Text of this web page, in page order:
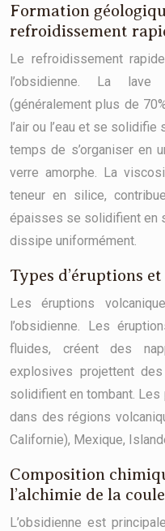
Formation
refroidissement
Le refroidissement
l’obsidienne. La
(généralement plus de
l’air ou l’eau et se
temps de s’organiser en
verre amorphe. La
teneur en silice,
épaisses se solidifient en
dissipe uniformément.
Types d’éruptions
Les éruptions
l’obsidienne. Les
fluides, créent des
explosives projettent
solidifient en tombant.
dans des régions
Californie), Mexique,
Composition
l’alchimie de la
L’obsidienne est